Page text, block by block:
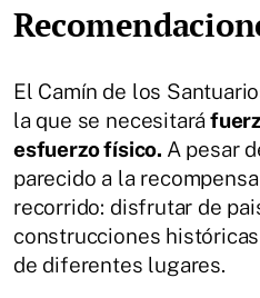
El Camín de los
la que se necesitará
esfuerzo físico. A pesar
parecido a la
recorrido: disfrutar de
construcciones
de diferentes lugares.